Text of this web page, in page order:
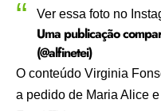
Ver essa foto no
Uma publicação
(@alfinetei)
O conteúdo Virginia
a pedido de Maria Alice